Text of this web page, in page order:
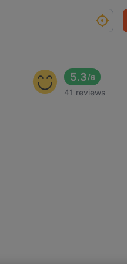
5.3/6
41 reviews